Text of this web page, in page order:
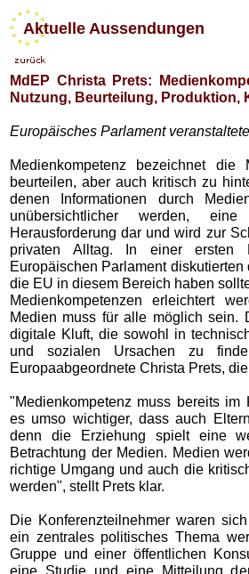
Aktuelle Aussendungen
MdEP Christa Prets:
Nutzung, Beurteilung, Produktion,
Europäisches Parlament
Medienkompetenz bezeichnet
beurteilen, aber auch kritisch zu
denen Informationen durch
unübersichtlicher werden,
Herausforderung dar und wird zur
privaten Alltag. In einer ersten
Europäischen Parlament
die EU in diesem Bereich haben
Medienkompetenzen erleichtert
Medien muss für alle möglich sein.
digitale Kluft, die sowohl in
und sozialen Ursachen zu
Europaabgeordnete Christa Prets,
"Medienkompetenz muss bereits
es umso wichtiger, dass auch
denn die Erziehung spielt eine
Betrachtung der Medien. Medien
richtige Umgang und auch die
werden", stellt Prets klar.
Die Konferenzteilnehmer waren
ein zentrales politisches Thema
Gruppe und einer öffentlichen
eine Studie und eine Mitteilung